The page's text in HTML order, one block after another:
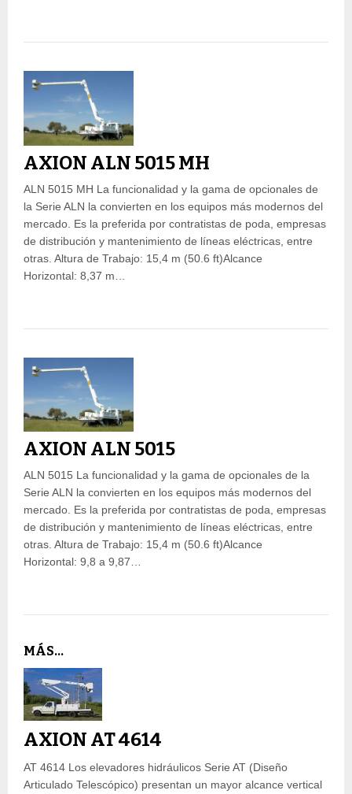
AXION ALN 5015 MH
ALN 5015 MH La funcionalidad y la gama de opcionales de
la Serie ALN la convierten en los equipos más modernos del
mercado. Es la preferida por contratistas de poda, empresas
de distribución y mantenimiento de líneas eléctricas, entre
otras. Altura de Trabajo: 15,4 m (50.6 ft)Alcance
Horizontal: 8,37 m…
AXION ALN 5015
ALN 5015 La funcionalidad y la gama de opcionales de la
Serie ALN la convierten en los equipos más modernos del
mercado. Es la preferida por contratistas de poda, empresas
de distribución y mantenimiento de líneas eléctricas, entre
otras. Altura de Trabajo: 15,4 m (50.6 ft)Alcance
Horizontal: 9,8 a 9,87…
MÁS...
AXION AT 4614
AT 4614 Los elevadores hidráulicos Serie AT (Diseño
Articulado Telescópico) presentan un mayor alcance vertical